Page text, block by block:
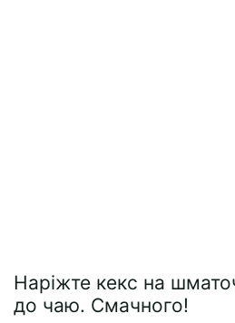
Наріжте кекс на
до чаю. Смачного!